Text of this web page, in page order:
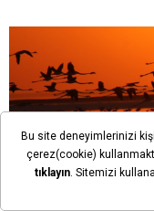
Bu site deneyimlerinizi
çerez(cookie)
tıklayın. Sitemizi